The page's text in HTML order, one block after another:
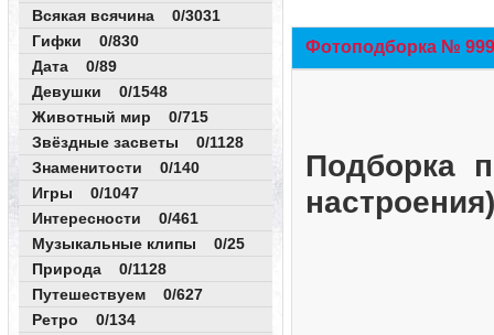
Всякая всячина 0/3031
Гифки 0/830
Дата 0/89
Девушки 0/1548
Животный мир 0/715
Звёздные засветы 0/1128
Знаменитости 0/140
Игры 0/1047
Интересности 0/461
Музыкальные клипы 0/25
Природа 0/1128
Путешествуем 0/627
Ретро 0/134
Фотоподборка №
Подборка